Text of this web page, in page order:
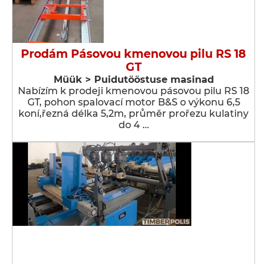
Prodám Pásovou kmenovou pilu RS 18
GT
Müük > Puidutööstuse masinad
Nabízím k prodeji kmenovou pásovou pilu RS 18
GT, pohon spalovací motor B&S o výkonu 6,5
koní,řezná délka 5,2m, průměr prořezu kulatiny
do 4 …